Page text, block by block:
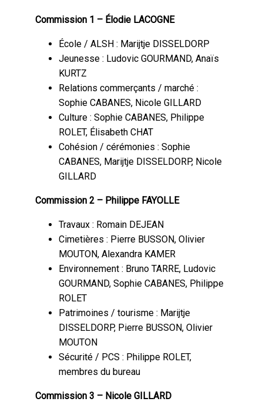
Commission 1 – Élodie LACOGNE
École / ALSH : Marijtje DISSELDORP
Jeunesse : Ludovic GOURMAND, Anaïs
KURTZ
Relations commerçants / marché :
Sophie CABANES, Nicole GILLARD
Culture : Sophie CABANES, Philippe
ROLET, Élisabeth CHAT
Cohésion / cérémonies : Sophie
CABANES, Marijtje DISSELDORP, Nicole
GILLARD
Commission 2 – Philippe FAYOLLE
Travaux : Romain DEJEAN
Cimetières : Pierre BUSSON, Olivier
MOUTON, Alexandra KAMER
Environnement : Bruno TARRE, Ludovic
GOURMAND, Sophie CABANES, Philippe
ROLET
Patrimoines / tourisme : Marijtje
DISSELDORP, Pierre BUSSON, Olivier
MOUTON
Sécurité / PCS : Philippe ROLET,
membres du bureau
Commission 3 – Nicole GILLARD